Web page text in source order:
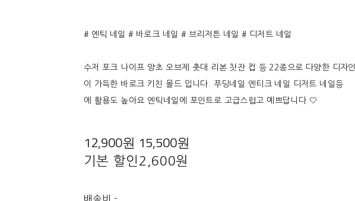
# 엔틱 네일 # 바로크 네일 # 브리저튼 네일 # 디저트 네일
수저 포크 나이프 양초 오브제 촛대 리본 찻잔 컵 등 22종으로 다양한 디자인
이 가득한 바로크 키친 몰드 입니다. 푸딩네일 엔티크 네일 디저트 네일등
에 활용도 높아요 엔틱네일에 포인트로 고급스럽고 예쁘답니다 🤍
12,900원 15,500원
기본 할인 2,600원
배송비 -